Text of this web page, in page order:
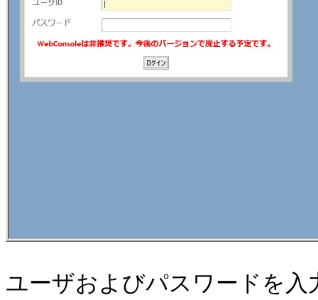
ユーザおよびパスワードを入